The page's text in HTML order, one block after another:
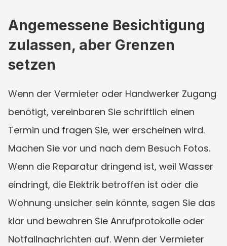
Angemessene Besichtigung
zulassen, aber Grenzen
setzen
Wenn der Vermieter oder Handwerker Zugang
benötigt, vereinbaren Sie schriftlich einen
Termin und fragen Sie, wer erscheinen wird.
Machen Sie vor und nach dem Besuch Fotos.
Wenn die Reparatur dringend ist, weil Wasser
eindringt, die Elektrik betroffen ist oder die
Wohnung unsicher sein könnte, sagen Sie das
klar und bewahren Sie Anrufprotokolle oder
Notfallnachrichten auf. Wenn der Vermieter